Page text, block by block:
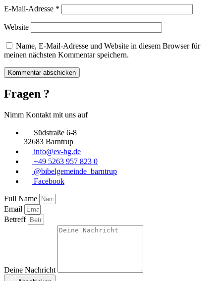
E-Mail-Adresse *
Website
Name, E-Mail-Adresse und Website in diesem Browser für
meinen nächsten Kommentar speichern.
Fragen ?
Nimm Kontakt mit uns auf
Südstraße 6-8
32683 Barntrup
info@ev-bg.de
+49 5263 957 823 0
@bibelgemeinde_barntrup
Facebook
Full Name
Email
Betreff
Deine Nachricht